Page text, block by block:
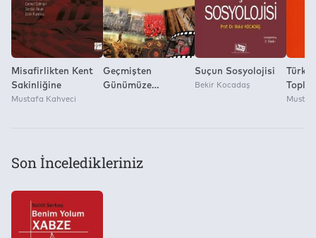
Misafirlikten Kent
Sakinliğine
Mustafa Kahveci
Geçmişten
Günümüze
Suçun Sosyolojisi
Bekir Kocadaş
Son İnceledikleriniz